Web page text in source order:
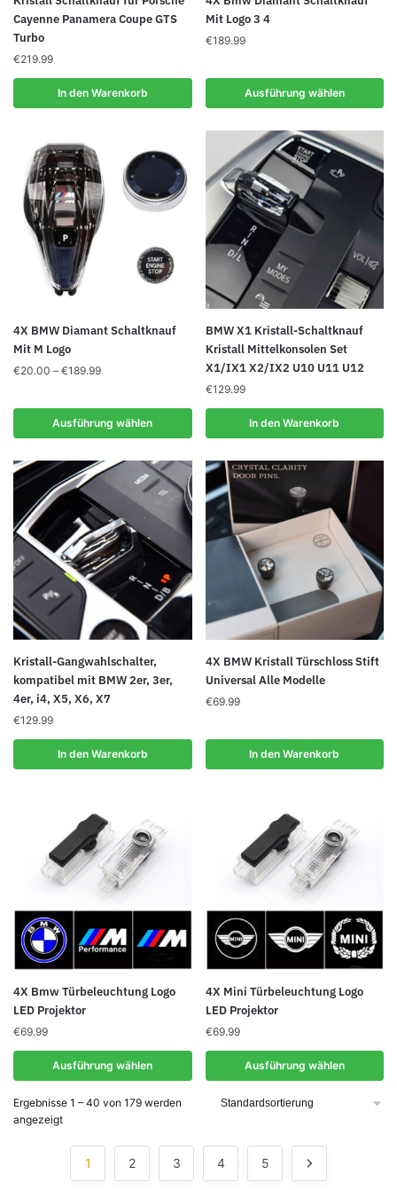
Cayenne Panamera Coupe GTS
Turbo
€219.99
In den Warenkorb
Mit Logo 3 4
€189.99
Ausführung wählen
Produkt
weist
Varianten
auf.
Optionen
können
auf
der
Produktseite
gewählt
werden
4X BMW Diamant Schaltknauf
Mit M Logo
€20.00 – €189.99Preisspanne:
€189.99
Ausführung wählen
Dieses
Produkt
weist
Varianten
auf.
Optionen
können
auf
der
Produktseite
gewählt
werden
BMW X1 Kristall-Schaltknauf
Kristall Mittelkonsolen Set
X1/IX1 X2/IX2 U10 U11 U12
€129.99
In den Warenkorb
Kristall-Gangwahlschalter,
kompatibel mit BMW 2er, 3er,
4er, i4, X5, X6, X7
€129.99
In den Warenkorb
4X BMW Kristall Türschloss Stift
Universal Alle Modelle
€69.99
In den Warenkorb
4X Bmw Türbeleuchtung Logo
LED Projektor
€69.99
Ausführung wählen
Dieses
Produkt
weist
mehrere
Varianten
auf.
Die
4X Mini Türbeleuchtung Logo
LED Projektor
€69.99
Ausführung wählen
Dieses
Produkt
weist
mehrere
Varianten
auf.
können
auf
Ergebnisse 1 – 40 von 179 werden
angezeigt
1 2 3 4 5